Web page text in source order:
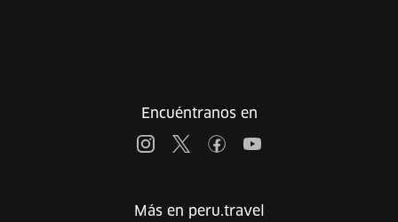
Encuéntranos en
Más en peru.travel